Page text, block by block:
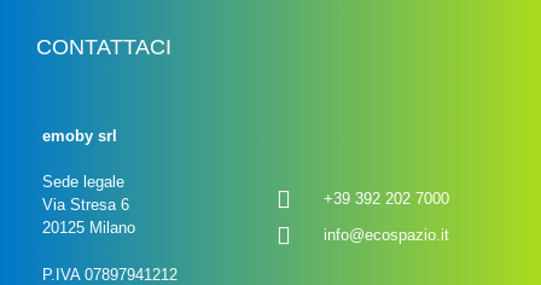
CONTATTACI
emoby srl
Sede legale
Via Stresa 6
20125 Milano
P.IVA 07897941212
+39 392 202 7000
info@ecospazio.it